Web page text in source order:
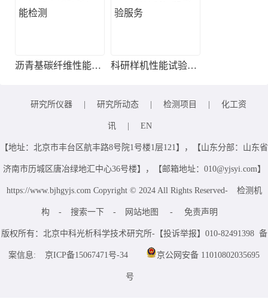
沥青基碳纤维性能检测 科研样机性能试验服务
研究所仪器 研究所动态 检测项目 化工资
讯 EN
【地址：北京市丰台区航丰路8号院1号楼1层121】，【山东分部：山东省
济南市历城区唐冶绿地汇中心36号楼】，【邮箱地址：010@yjsyi.com】
https://www.bjhgyjs.com Copyright © 2024 All Rights Reserved- 检测机
构 - 搜索一下 - 网站地图 - 免责声明
版权所有：北京中科光析科学技术研究所-【投诉举报】010-82491398 备
案信息: 京ICP备15067471号-34 京公网安备 11010802035695
号